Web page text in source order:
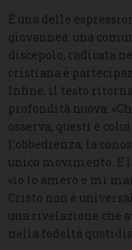
È una delle
giovannea: una
discepolo, radicata
cristiana è
Infine, il testo
profondità nuova:
osserva, questi è
l’obbedienza, la
unico movimento. E
«io lo amerò e mi
Cristo non è
una rivelazione che
nella fedeltà